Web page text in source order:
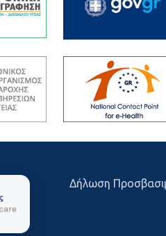
Δήλωση